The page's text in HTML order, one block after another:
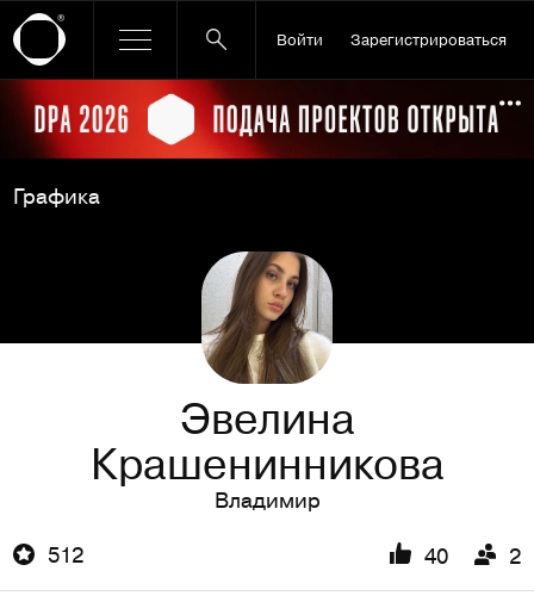
Войти Зарегистрироваться
Ссылка баннера
Графика
Эвелина
Крашенинникова
Владимир
512
40 2